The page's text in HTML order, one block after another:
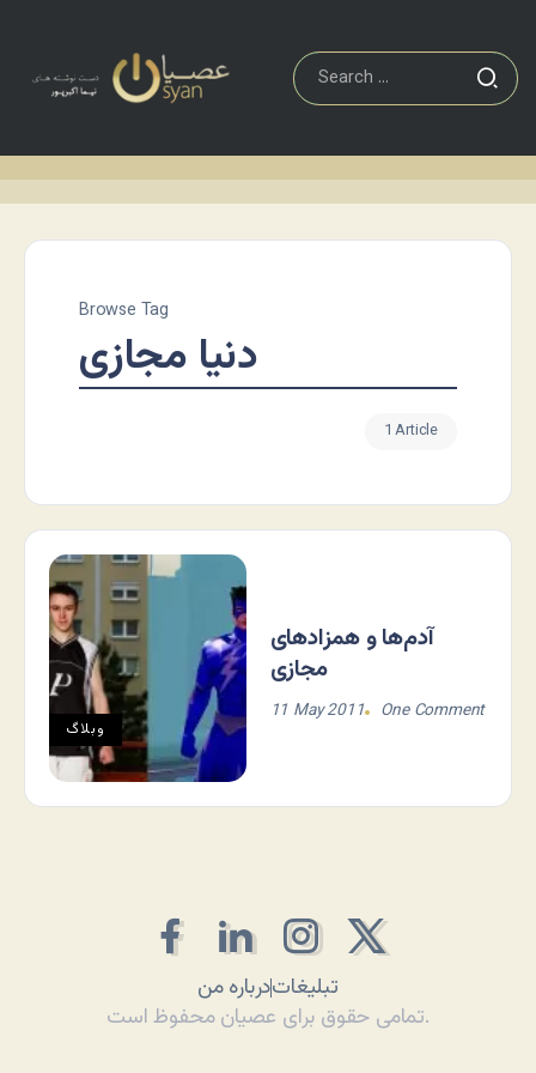
Browse Tag
دنیا مجازی
1 Article
وبلاگ
آدم‌ها و همزادهای
مجازی
11 May 2011 One Comment
درباره منتبلیغات
تمامی حقوق برای عصیان محفوظ است.